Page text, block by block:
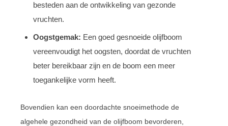
besteden aan de ontwikkeling van gezonde
vruchten.
Oogstgemak: Een goed gesnoeide olijfboom
vereenvoudigt het oogsten, doordat de vruchten
beter bereikbaar zijn en de boom een meer
toegankelijke vorm heeft.
Bovendien kan een doordachte snoeimethode de
algehele gezondheid van de olijfboom bevorderen,